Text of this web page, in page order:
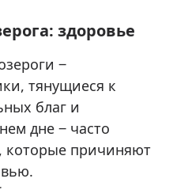
здоровье
‒
тянущиеся к
благ и
дне ‒ часто
которые причиняют